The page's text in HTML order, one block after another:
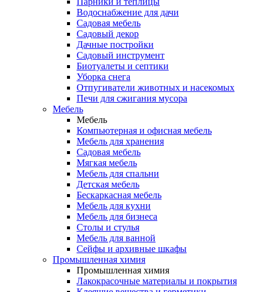
Водоснабжение для дачи
Садовая мебель
Садовый декор
Дачные постройки
Садовый инструмент
Биотуалеты и септики
Уборка снега
Отпугиватели животных и насекомых
Печи для сжигания мусора
Мебель
Мебель
Компьютерная и офисная мебель
Мебель для хранения
Садовая мебель
Мягкая мебель
Мебель для спальни
Детская мебель
Бескаркасная мебель
Мебель для кухни
Мебель для бизнеса
Столы и стулья
Мебель для ванной
Сейфы и архивные шкафы
Промышленная химия
Промышленная химия
Лакокрасочные материалы и покрытия